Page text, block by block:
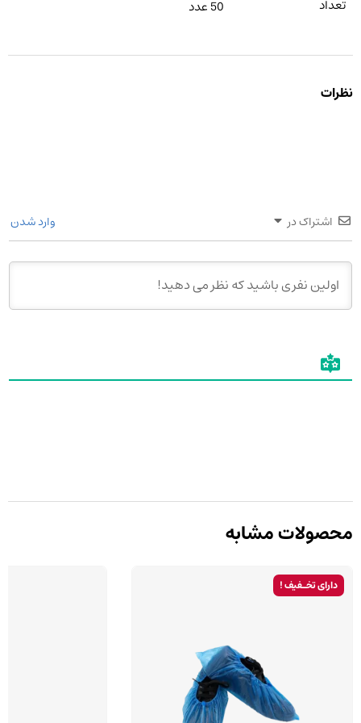
تعداد 50 عدد
نظرات
اشتراک در وارد شدن
محصولات مشابه
دارای تخـفیف !